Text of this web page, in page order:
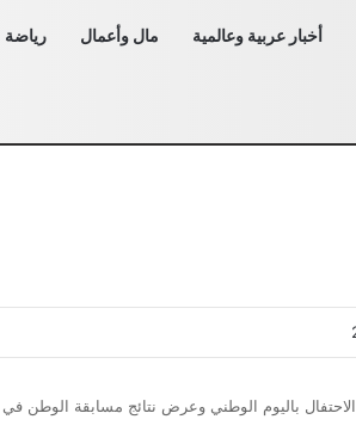
أخبار عربية وعالمية مال وأعمال رياضة
الاحتفال باليوم الوطني وعرض نتائج مسابقة الوطن في